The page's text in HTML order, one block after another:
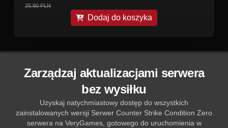
25,80 PLN
Dodaj do koszyka
Zarządzaj aktualizacjami serwera
bez wysiłku
Uzyskaj natychmiastowy dostęp do wszystkich
zainstalowanych wersji Serwer Counter Strike Condition Zero
serwera na VeryGames, gotowego do uruchomienia w